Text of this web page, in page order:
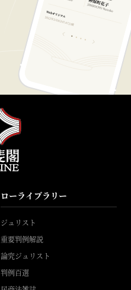
ローライブラリー
ジュリスト
重要判例解説
論究ジュリスト
判例百選